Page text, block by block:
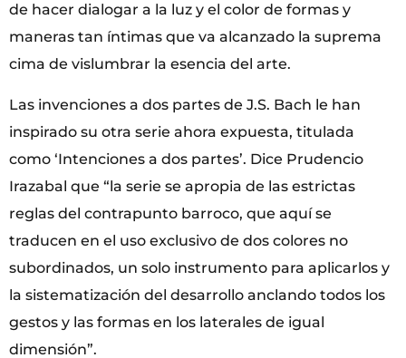
de hacer dialogar a la luz y el color de formas y
maneras tan íntimas que va alcanzado la suprema
cima de vislumbrar la esencia del arte.
Las invenciones a dos partes de J.S. Bach le han
inspirado su otra serie ahora expuesta, titulada
como ‘Intenciones a dos partes’. Dice Prudencio
Irazabal que “la serie se apropia de las estrictas
reglas del contrapunto barroco, que aquí se
traducen en el uso exclusivo de dos colores no
subordinados, un solo instrumento para aplicarlos y
la sistematización del desarrollo anclando todos los
gestos y las formas en los laterales de igual
dimensión”.